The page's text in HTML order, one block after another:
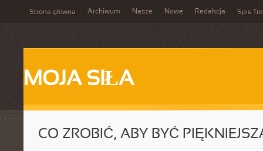
Strona główna Archiwum Nasze Nowe Redakcja Spis
MOJA SIŁA
CO ZROBIĆ, ABY BYĆ